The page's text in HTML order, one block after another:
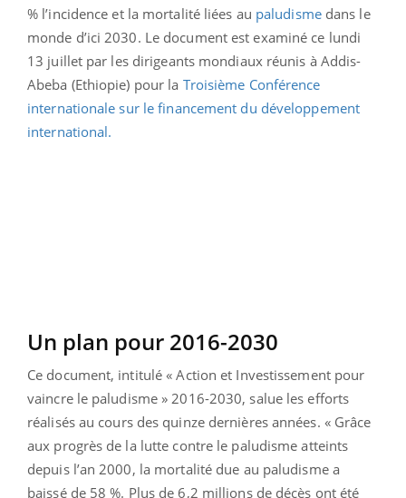
% l’incidence et la mortalité liées au paludismedans le
monde d’ici 2030. Le document est examiné ce lundi
13 juillet par les dirigeants mondiaux réunis à Addis-
Abeba (Ethiopie) pour la Troisième Conférence
internationale sur le financement du développement
international.
Un plan pour 2016-2030
Ce document, intitulé « Action et Investissement pour
vaincre le paludisme » 2016-2030, salue les efforts
réalisés au cours des quinze dernières années. « Grâce
aux progrès de la lutte contre le paludisme atteints
depuis l’an 2000, la mortalité due au paludisme a
baissé de 58 %. Plus de 6,2 millions de décès ont été